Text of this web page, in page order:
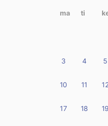
ma ti
3 4 5
10 11
17 18 19